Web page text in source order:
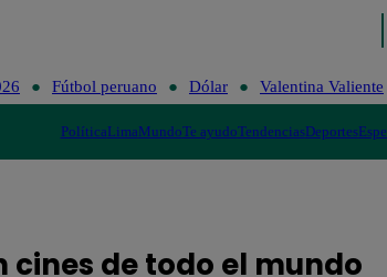
Me
Fútbol peruano Dólar Valentina Valiente
PolíticaLimaMundoTe ayudoTendenciasDeportes
cines de todo el mundo